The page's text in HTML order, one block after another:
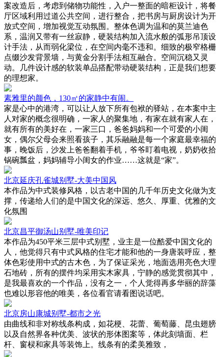
案改造后，考虑到储物功能性，入户一整面的暗柜设计，将餐
厅区域利用过道公共空间，进行整合，把书房与厨房设计为开
放式空间，增加视觉互动氛围。整体色调为温和的莫兰迪色
系，温润又带有一丝寂静，硬装结构加入流水般的弧形吊顶设
计手法，从而弱化梁位，在空间内毫不违和。细致的极窄格栅
点缀沙发背景墙，与黄金分割手法相互融合。空间沉稳又灵
动。几件设计感的软装单品搭配带动硬装结构，正是我们想要
的理想家。
素雅里的颜色，130㎡的家静中有闹。
家是心中的港湾，可以让人放下所有包袱的驿站，在本案中主
人对家的概念很明确，一家人的聚集地，有家在就有家人在，
就有所有的美好在，一家三口，爸爸妈妈和一个可爱的小闺
女，偶尔父母会来照看孩子，其乐融融是每一个家庭最幸福的
事，晚饭后，沙发上爸爸翻着手机，爷爷盯着电视，奶奶收拾
锅碗瓢盆，妈妈辅导小闺女的作业……这就是“家”。
北京延庆孔雀城别墅-大美中国风
本作品为中式装修风格，以古老中国的几千年历史文化做为支
撑，传递给人们的是中国文化的深远、悠久、厚重、优雅的文
化氛围
北京昌平御汤山别墅-唯美印记
本作品为450平米三层中式别墅，业主是一位酷爱中国文化的
人，他觉得只有中式风格的住宅才能和他的一身唐装呼应，整
体色彩使用中式的古木色，为了保证采光，地面选用亮色大理
石地砖，所有的摆件均采用实木家具，宁静的感觉贯彻其中，
是我最喜欢的一个作品，没有之一，个人觉得再多华丽的辞藻
也难以形容他的唯美，各位看官请看图说话吧。
北京房山康城别墅-都市之光
由曲线和非对称线条构成，如花梗、花蕾、葡萄藤、昆虫翅膀
以及自然界各种优美、波状的形体图案等，体此刻墙面、栏
杆、窗棂和家具等装饰上。线条有的柔美雅致，